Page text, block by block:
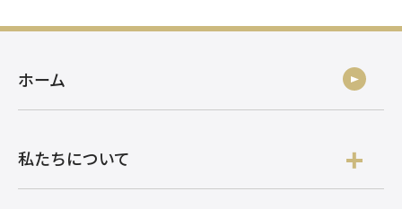
ホーム
私たちについて